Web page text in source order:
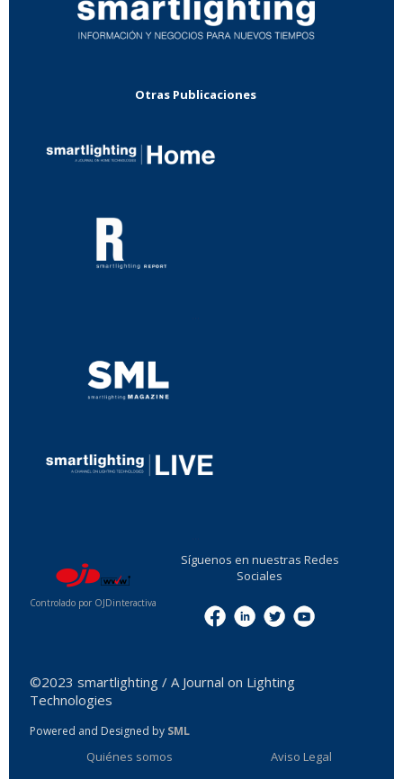
Otras Publicaciones
Controlado por OJDinteractiva
Síguenos en nuestras Redes
Sociales
©2023 smartlighting / A Journal on Lighting
Technologies
Powered and Designed by SML
Quiénes somos Aviso Legal